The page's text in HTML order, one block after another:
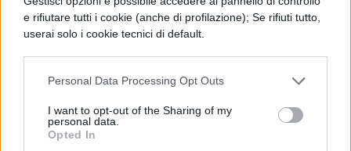
e rifiutare tutti i cookie (anche di profilazione); Se rifiuti tutto,
userai solo i cookie tecnici di default.
Personal Data Processing Opt Outs
I want to opt-out of the Sharing of my
personal data.
Opted In
delle scuole medie e, anche nella forma del
superiori che si trovino nelle stesse
Gli editori respingono le accuse di rincaro